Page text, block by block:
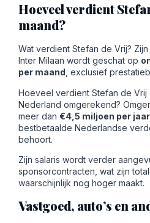
Hoeveel verdient
maand?
Wat verdient Stefan de Vrij?
Inter Milaan wordt geschat op
per maand , exclusief
Hoeveel verdient Stefan de Vrij
Nederland omgerekend?
meer dan €4,5 miljoen per jaar
bestbetaalde Nederlandse
behoort.
Zijn salaris wordt verder
sponsorcontracten, wat zijn
waarschijnlijk nog hoger maakt.
Vastgoed, auto’s en